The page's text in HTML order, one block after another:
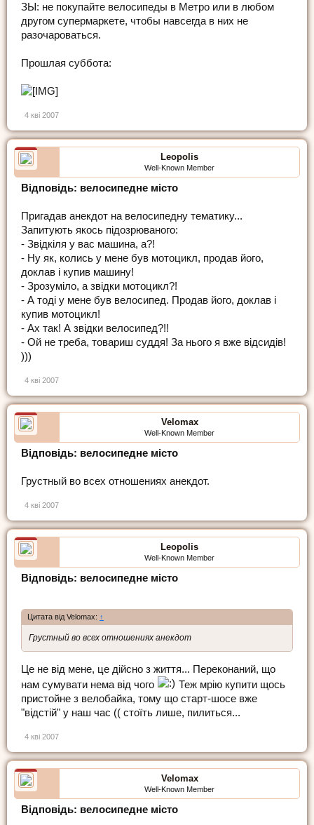
ЗЫ: не покупайте велосипеды в Метро или в любом
другом супермаркете, чтобы навсегда в них не
разочароваться.
Прошлая суббота:
4 кві 2007
Leopolis
Well-Known Member
Відповідь: велосипедне місто
Пригадав анекдот на велосипедну тематику...
Запитують якось підозрюваного:
- Звідкіля у вас машина, а?!
- Ну як, колись у мене був мотоцикл, продав його,
доклав і купив машину!
- Зрозуміло, а звідки мотоцикл?!
- А тоді у мене був велосипед. Продав його, доклав і
купив мотоцикл!
- Ах так! А звідки велосипед?!!
- Ой не треба, товариш суддя! За нього я вже відсидів!
)))
4 кві 2007
Velomax
Well-Known Member
Відповідь: велосипедне місто
Грустный во всех отношениях анекдот.
4 кві 2007
Leopolis
Well-Known Member
Відповідь: велосипедне місто
Цитата від Velomax: ↑
Грустный во всех отношениях анекдот
Це не від мене, це дійсно з життя... Переконаний, що
нам сумувати нема від чого
Теж мрію купити щось
пристойне з велобайка, тому що старт-шосе вже
"відстій" у наш час (( стоїть лише, пилиться...
4 кві 2007
Velomax
Well-Known Member
Відповідь: велосипедне місто